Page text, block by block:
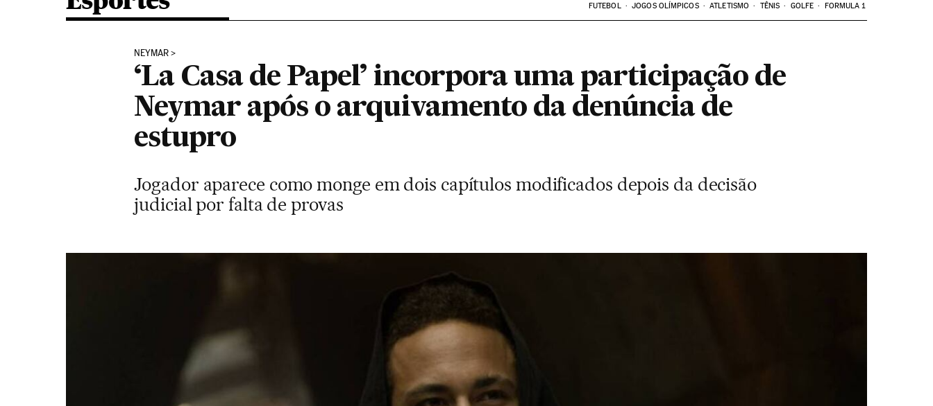
FUTEBOL JOGOS OLÍMPICOS ATLETISMO TÊNIS GOLFE FORMULA 1
NEYMAR
‘La Casa de Papel’ incorpora uma participação de
Neymar após o arquivamento da denúncia de
estupro
Jogador aparece como monge em dois capítulos modificados depois da decisão
judicial por falta de provas